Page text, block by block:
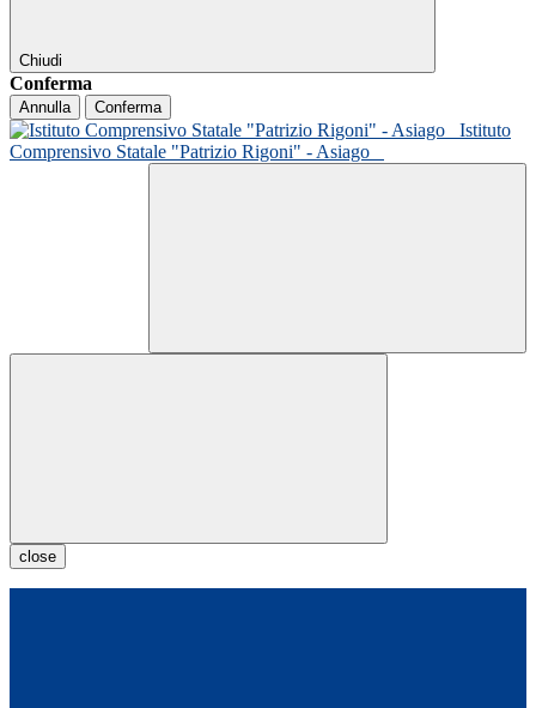
Chiudi
Conferma
Annulla Conferma
Istituto
Comprensivo Statale "Patrizio Rigoni" - Asiago
close